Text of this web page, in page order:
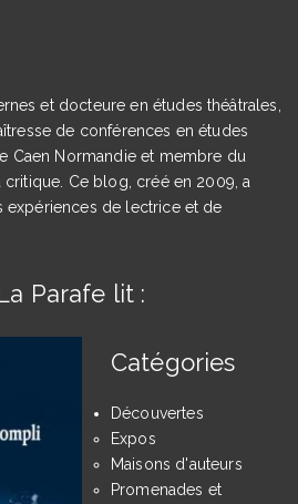
et docteure en études théâtrales,
de conférences en études
Caen Normandie et membre du
Ce blog, créé en 2009, a
expériences de lectrice et de
Parafe lit :
Catégories
Découvertes
Expos
Maisons d'auteurs
Promenades et